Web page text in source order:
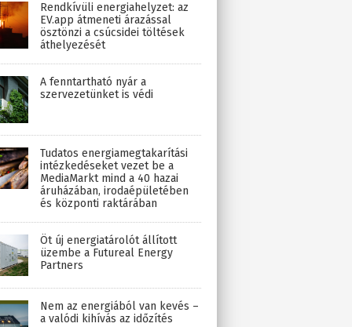
Rendkívüli energiahelyzet: az
EV.app átmeneti árazással
ösztönzi a csúcsidei töltések
áthelyezését
A fenntartható nyár a
szervezetünket is védi
Tudatos energiamegtakarítási
intézkedéseket vezet be a
MediaMarkt mind a 40 hazai
áruházában, irodaépületében
és központi raktárában
Öt új energiatárolót állított
üzembe a Futureal Energy
Partners
Nem az energiából van kevés –
a valódi kihívás az időzítés